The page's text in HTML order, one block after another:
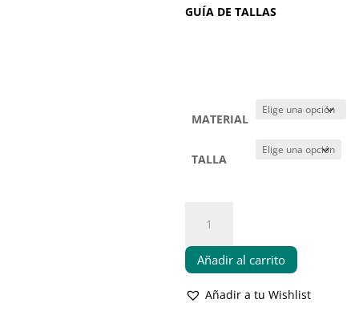
GUÍA DE TALLAS
MATERIAL
TALLA
Alianza
Redonda
Diamante
cantidad
Añadir al carrito
Añadir a tu Wishlist